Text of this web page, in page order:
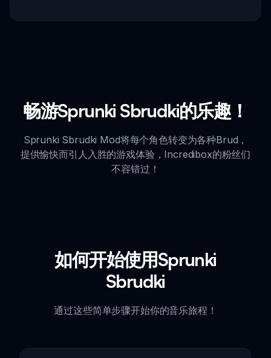
畅游Sprunki Sbrudki的乐趣！
Sprunki Sbrudki Mod将每个角色转变为各种Brud，
提供愉快而引人入胜的游戏体验，Incredibox的粉丝们
不容错过！
如何开始使用Sprunki
Sbrudki
通过这些简单步骤开始你的音乐旅程！